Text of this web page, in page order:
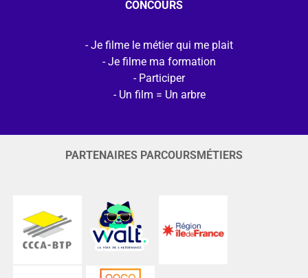
CONCOURS
Je filme le métier qui me plait
Je filme ma formation
Participer
Un film = Un arbre
PARTENAIRES PARCOURSMÉTIERS